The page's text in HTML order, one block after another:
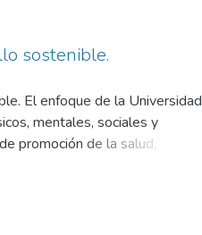
sostenible.
El enfoque de la Universidad
mentales, sociales y
promoción de la salud,
la educación, investigación y